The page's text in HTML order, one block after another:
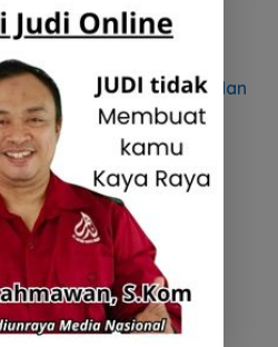
New Honda BeAT eSP dan
Nasional